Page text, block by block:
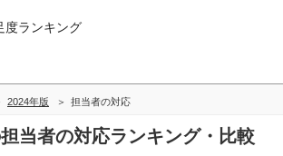
度ランキング
2024年版 担当者の対応
当者の対応ランキング・比較